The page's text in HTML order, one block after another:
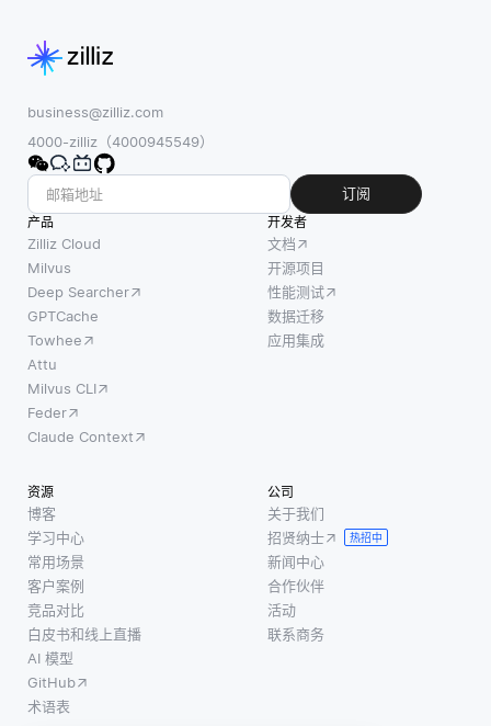
引，
来了
挑
战。
主要
的困
难之
一是
确保
数据
致
性。
当数
新、
删除
或添
加
时，
系统
的不
如果一个容器
被攻破，可能
会导致其他容
器面临安全漏
个项
会提
business@zilliz.com
4000-zilliz（4000945549）
订阅
产品
Zilliz Cloud
Milvus
Deep Searcher
GPTCache
Towhee
Attu
Milvus CLI
Feder
Claude Context
开发者
文档
开源项目
性能测试
数据迁移
应用集成
资源
博客
学习中心
常用场景
客户案例
竞品对比
白皮书和线上直播
AI 模型
GitHub
术语表
公司
关于我们
招贤纳士
热招中
新闻中心
合作伙伴
活动
联系商务